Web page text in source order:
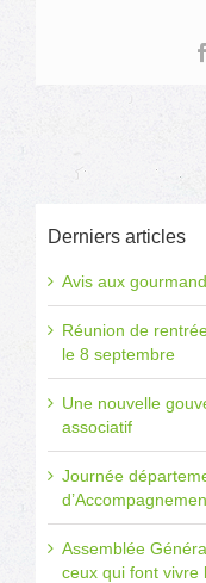
Derniers articles
Avis aux
Réunion de
le 8 septembre
Une nouvelle
associatif
Journée
Assemblée
ceux qui font vivre